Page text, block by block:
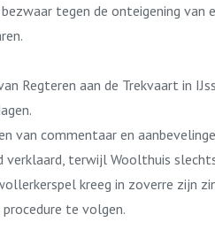
tegen de onteigening van
Regteren aan de Trekvaart in
van commentaar en
terwijl Woolthuis
kreeg in zoverre zijn
te volgen.